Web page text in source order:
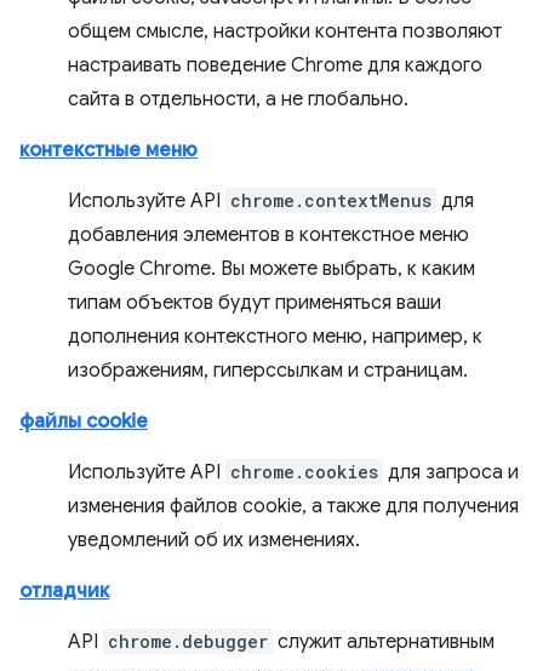
общем смысле, настройки контента позволяют
настраивать поведение Chrome для каждого
сайта в отдельности, а не глобально.
контекстные меню
Используйте API chrome.contextMenus для
добавления элементов в контекстное меню
Google Chrome. Вы можете выбрать, к каким
типам объектов будут применяться ваши
дополнения контекстного меню, например, к
изображениям, гиперссылкам и страницам.
файлы cookie
Используйте API chrome.cookies для запроса и
изменения файлов cookie, а также для получения
уведомлений об их изменениях.
отладчик
API chrome.debugger служит альтернативным